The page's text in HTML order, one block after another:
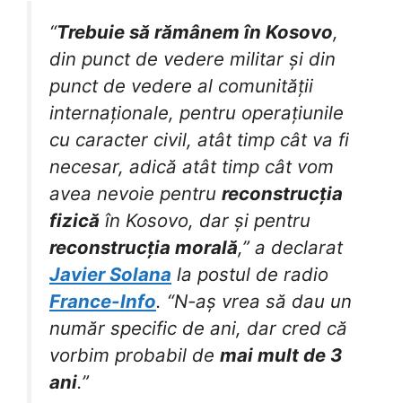
“Trebuie să rămânem în Kosovo,
din punct de vedere militar și din
punct de vedere al comunității
internaționale, pentru operațiunile
cu caracter civil, atât timp cât va fi
necesar, adică atât timp cât vom
avea nevoie pentru reconstrucția
fizică în Kosovo, dar și pentru
reconstrucția morală,” a declarat
Javier Solana la postul de radio
France-Info. “N-aș vrea să dau un
număr specific de ani, dar cred că
vorbim probabil de mai mult de 3
ani.”